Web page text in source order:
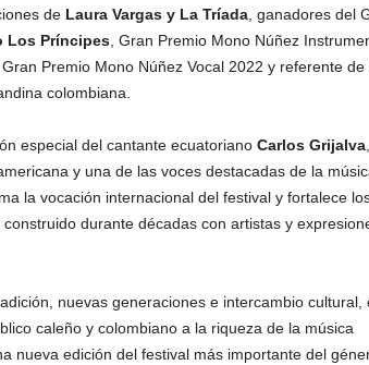
de Laura Vargas y La Tríada, ganadores del
Los Príncipes, Gran Premio Mono Núñez
Premio Mono Núñez Vocal 2022 y referente de
colombiana.
especial del cantante ecuatoriano Carlos Grijalva,
y una de las voces destacadas de la
la vocación internacional del festival y fortalece
durante décadas con artistas y
nuevas generaciones e intercambio cultural,
caleño y colombiano a la riqueza de la música
nueva edición del festival más importante del